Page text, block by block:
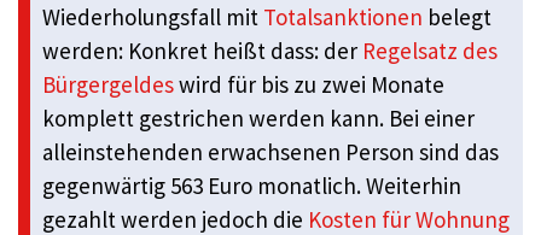
Wiederholungsfall mit Totalsanktionen belegt
werden: Konkret heißt dass: der Regelsatz des
Bürgergeldeswird für bis zu zwei Monate
komplett gestrichen werden kann. Bei einer
alleinstehenden erwachsenen Person sind das
gegenwärtig 563 Euro monatlich. Weiterhin
gezahlt werden jedoch die Kosten für Wohnung